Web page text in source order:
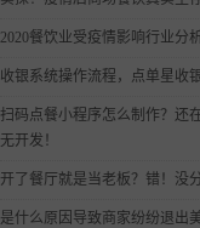
2020餐饮业受疫情影响行业分
收银系统操作流程，点单星收
扫码点餐小程序怎么制作？还
无开发！
开了餐厅就是当老板？错！没
是什么原因导致商家纷纷退出